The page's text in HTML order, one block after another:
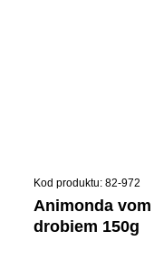
Kod produktu: 82-972
animonda vom feinsten junior z wołowiną i
drobiem 150g